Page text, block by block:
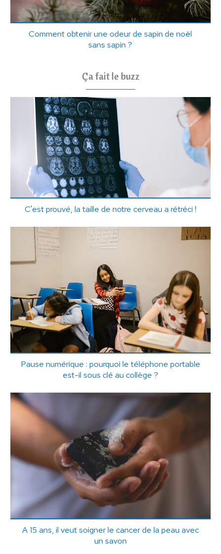
Comment obtenir une odeur de sapin de noël
sans sapin ?
Ça fait le buzz
C'est prouvé, la taille de notre cerveau a rétréci !
Pause numérique : pourquoi le téléphone portable
est-il sous clé au collège ?
A 15 ans, il veut soigner le cancer de la peau avec
un savon